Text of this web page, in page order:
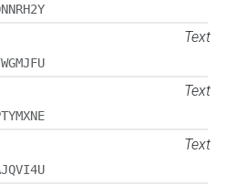
Text
Text
Text